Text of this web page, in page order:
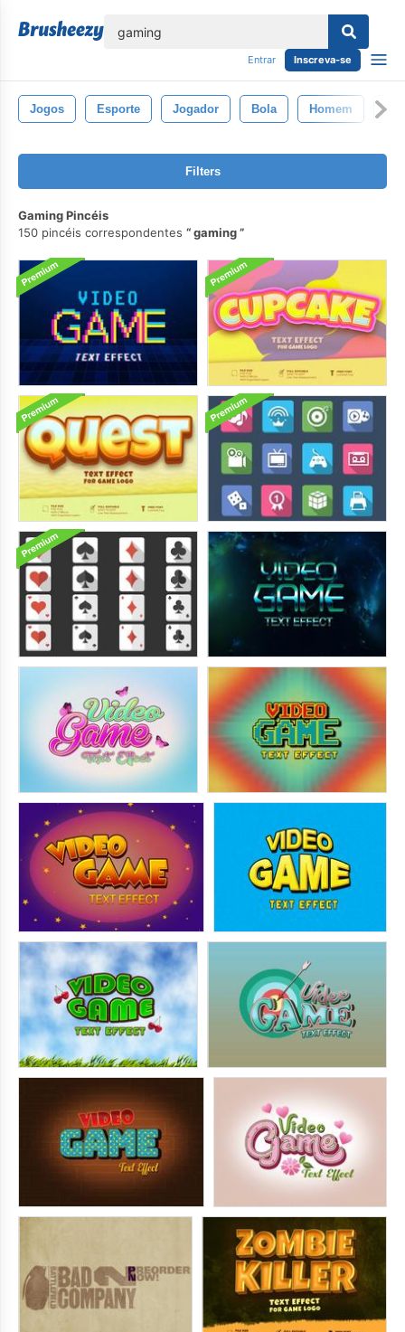
Entrar Inscreva-se
Jogos Esporte Jogador Bola Homem
Filters
Gaming Pincéis
150 pincéis correspondentes
gaming